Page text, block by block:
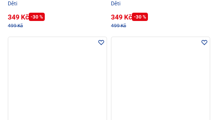
Děti
349 Kč -30 %
499 Kč
Děti
349 Kč -30 %
499 Kč